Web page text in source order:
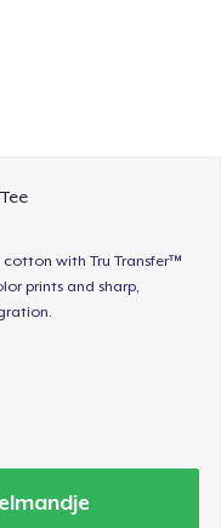
with Tru Transfer™
prints and sharp,